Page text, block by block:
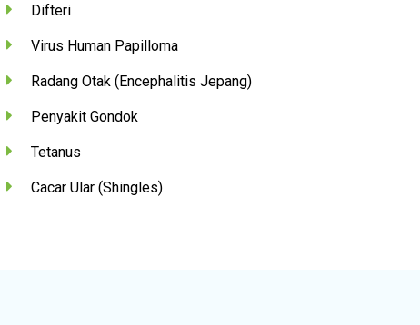
Difteri
Virus Human Papilloma
Radang Otak (Encephalitis Jepang)
Penyakit Gondok
Tetanus
Cacar Ular (Shingles)